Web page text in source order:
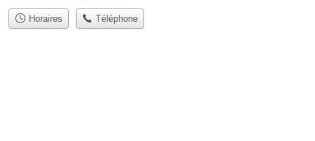
Horaires Téléphone